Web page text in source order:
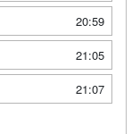
20:59
21:05
21:07